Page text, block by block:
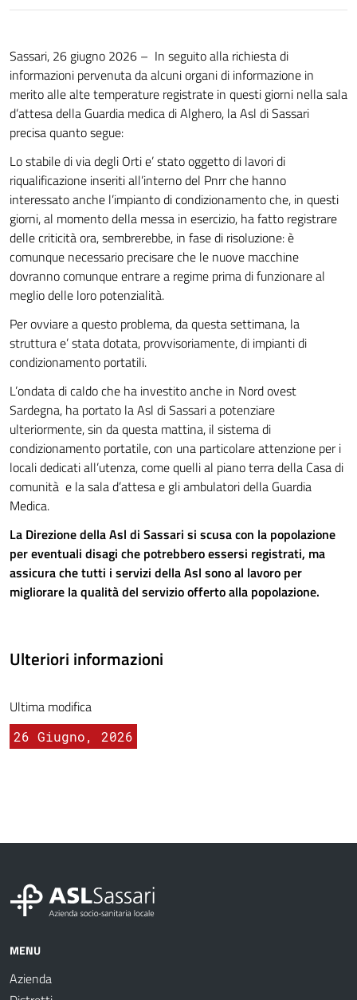
Sassari, 26 giugno 2026 – In seguito alla richiesta di
informazioni pervenuta da alcuni organi di informazione in
merito alle alte temperature registrate in questi giorni nella sala
d’attesa della Guardia medica di Alghero, la Asl di Sassari
precisa quanto segue:
Lo stabile di via degli Orti e’ stato oggetto di lavori di
riqualificazione inseriti all’interno del Pnrr che hanno
interessato anche l’impianto di condizionamento che, in questi
giorni, al momento della messa in esercizio, ha fatto registrare
delle criticità ora, sembrerebbe, in fase di risoluzione: è
comunque necessario precisare che le nuove macchine
dovranno comunque entrare a regime prima di funzionare al
meglio delle loro potenzialità.
Per ovviare a questo problema, da questa settimana, la
struttura e’ stata dotata, provvisoriamente, di impianti di
condizionamento portatili.
L’ondata di caldo che ha investito anche in Nord ovest
Sardegna, ha portato la Asl di Sassari a potenziare
ulteriormente, sin da questa mattina, il sistema di
condizionamento portatile, con una particolare attenzione per i
locali dedicati all’utenza, come quelli al piano terra della Casa di
comunità e la sala d’attesa e gli ambulatori della Guardia
Medica.
La Direzione della Asl di Sassari si scusa con la popolazione
per eventuali disagi che potrebbero essersi registrati, ma
assicura che tutti i servizi della Asl sono al lavoro per
migliorare la qualità del servizio offerto alla popolazione.
Ulteriori informazioni
Ultima modifica
26 Giugno, 2026
MENU
Azienda